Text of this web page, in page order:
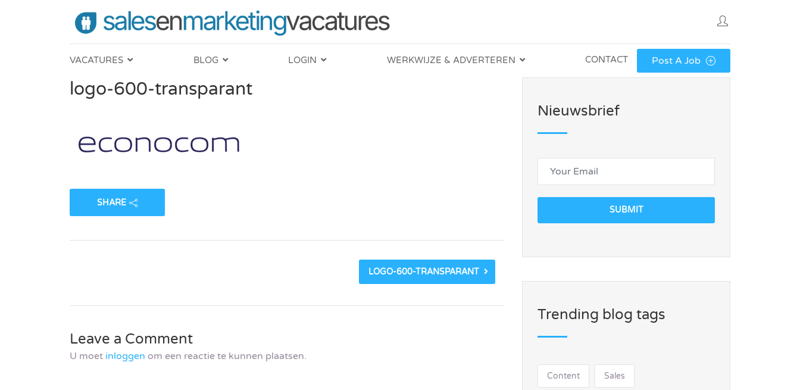
VACATURES BLOG LOGIN WERKWIJZE & ADVERTEREN CONTACT Post A Job
logo-600-transparant
SHARE
LOGO-600-TRANSPARANT
Leave a Comment
U moet inloggen om een reactie te kunnen plaatsen.
Nieuwsbrief
SUBMIT
Trending blog tags
Content Sales